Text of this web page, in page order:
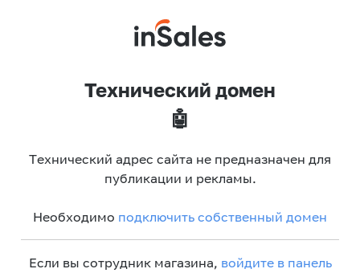
Технический домен
🤖
Технический адрес сайта не предназначен для
публикации и рекламы.
Необходимо подключить собственный домен
Если вы сотрудник магазина, войдите в панель